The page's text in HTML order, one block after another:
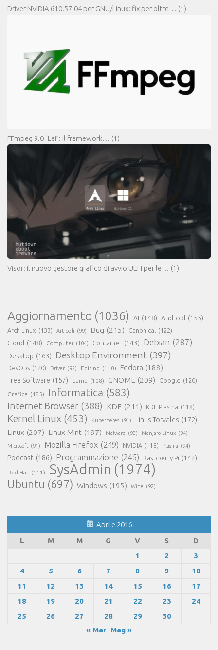
Driver NVIDIA 610.57.04 per GNU/Linux: fix per oltre… (1)
FFmpeg 9.0 “Lei”: il framework… (1)
Visor: il nuovo gestore grafico di avvio UEFI per le… (1)
Aggiornamento (1036) AI (148) Android (155)
Arch Linux (133) Articoli (99) Bug (215) Canonical (122)
Cloud (148) Computer (104) Container (143) Debian (287)
Desktop (163) Desktop Environment (397)
DevOps (120) Driver (95) Editing (110) Fedora (188)
Free Software (157) Game (108) GNOME (209) Google (120)
Grafica (125) Informatica (583)
Internet Browser (388) KDE (211) KDE Plasma (118)
Kernel Linux (453) Kubernetes (91) Linus Torvalds (172)
Linux (207) Linux Mint (197) Malware (93) Manjaro Linux (94)
Microsoft (91) Mozilla Firefox (249) NVIDIA (118) Plasma (94)
Podcast (186) Programmazione (245) Raspberry Pi (142)
Red Hat (111) SysAdmin (1974)
Ubuntu (697) Windows (195) Wine (92)
Aprile 2016
L
M M G V S
D
1
2
3
4
5 6 7 8 9
10
11
12 13 14 15 16
17
18
19 20 21 22 23
24
25
26 27 28 29
30
« Mar Mag »